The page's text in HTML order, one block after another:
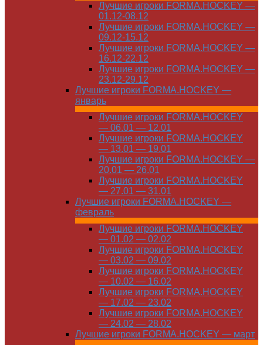
Лучшие игроки FORMA.HOCKEY —
01.12-08.12
Лучшие игроки FORMA.HOCKEY —
09.12-15.12
Лучшие игроки FORMA.HOCKEY —
16.12-22.12
Лучшие игроки FORMA.HOCKEY —
23.12-29.12
Лучшие игроки FORMA.HOCKEY —
январь
Лучшие игроки FORMA.HOCKEY
— 06.01 — 12.01
Лучшие игроки FORMA.HOCKEY
— 13.01 — 19.01
Лучшие игроки FORMA.HOCKEY —
20.01 — 26.01
Лучшие игроки FORMA.HOCKEY
— 27.01 — 31.01
Лучшие игроки FORMA.HOCKEY —
февраль
Лучшие игроки FORMA.HOCKEY
— 01.02 — 02.02
Лучшие игроки FORMA.HOCKEY
— 03.02 — 09.02
Лучшие игроки FORMA.HOCKEY
— 10.02 — 16.02
Лучшие игроки FORMA.HOCKEY
— 17.02 — 23.02
Лучшие игроки FORMA.HOCKEY
— 24.02 — 28.02
Лучшие игроки FORMA.HOCKEY — март